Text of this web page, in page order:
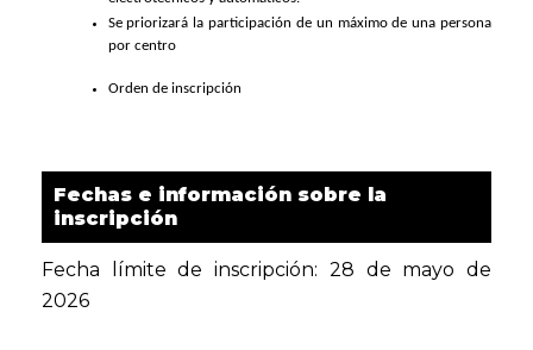
Se priorizará la participación de un máximo de una persona
por centro
Orden de inscripción
Fechas e información sobre la
inscripción
Fecha límite de inscripción: 28 de mayo de
2026